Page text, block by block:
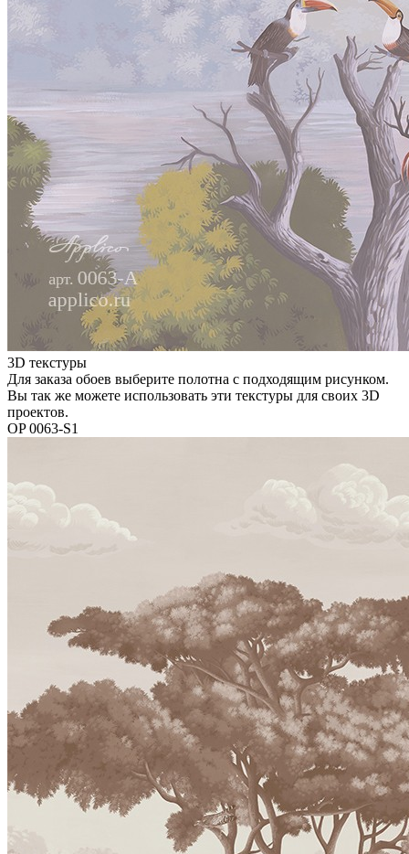
3D текстуры
Для заказа обоев выберите полотна с подходящим рисунком.
Вы так же можете использовать эти текстуры для своих 3D
проектов.
OP 0063-S1